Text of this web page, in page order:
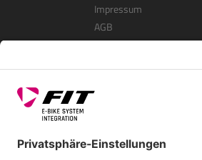
Impressum
AGB